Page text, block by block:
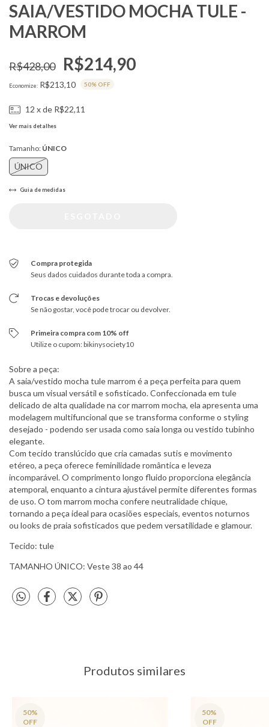
SAIA/VESTIDO MOCHA TULE -
MARROM
R$428,00 R$214,90
Economize: R$213,10 50% OFF
12 x de R$22,11
Ver mais detalhes
Tamanho: ÚNICO
ÚNICO
Guia de medidas
Compra protegida
Seus dados cuidados durante toda a compra.
Trocas e devoluções
Se não gostar, você pode trocar ou devolver.
Primeira compra com 10% off
Utilize o cupom: bikinysociety10
Sobre a peça:
A saia/vestido mocha tule marrom é a peça perfeita para quem
busca um visual versátil e sofisticado. Confeccionada em tule
delicado de alta qualidade na cor marrom mocha, ela apresenta uma
modelagem multifuncional que se transforma conforme o styling
desejado - podendo ser usada como saia longa ou vestido tubinho
elegante.
Com tecido translúcido que cria camadas sutis e movimento
etéreo, a peça oferece feminilidade romântica e leveza
incomparável. O comprimento longo fluido proporciona elegância
atemporal, enquanto a cintura ajustável permite diferentes formas
de uso. O tom marrom mocha confere neutralidade chique,
tornando a peça ideal para ocasiões especiais, eventos noturnos
ou looks de praia sofisticados que pedem versatilidade e glamour.
Tecido: tule
TAMANHO ÚNICO: Veste 38 ao 44
Produtos similares
50%
OFF
50%
OFF